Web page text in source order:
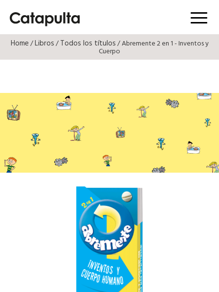
Menú
Home/Libros/Todos los títulos/ Abremente 2 en 1 - Inventos y
Cuerpo